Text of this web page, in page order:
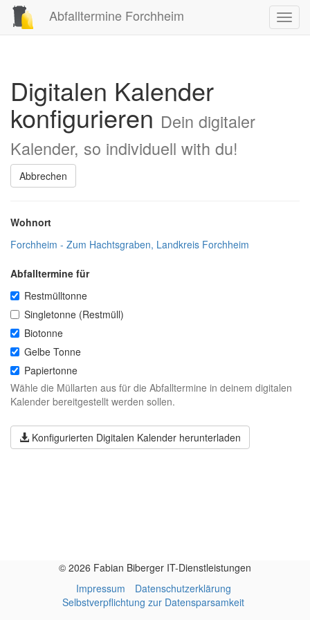
Abfalltermine Forchheim
Digitalen Kalender
konfigurieren Dein digitaler
Kalender, so individuell with du!
Abbrechen
Wohnort
Forchheim - Zum Hachtsgraben, Landkreis Forchheim
Abfalltermine für
Restmülltonne
Singletonne (Restmüll)
Biotonne
Gelbe Tonne
Papiertonne
Wähle die Müllarten aus für die Abfalltermine in deinem digitalen
Kalender bereitgestellt werden sollen.
Konfigurierten Digitalen Kalender herunterladen
© 2026 Fabian Biberger IT-Dienstleistungen
Impressum
Datenschutzerklärung
Selbstverpflichtung zur Datensparsamkeit